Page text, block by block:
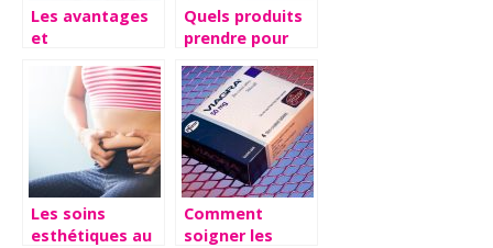
Les avantages
et
d’une
intervention de
chirurgie
Quels produits
prendre pour
?
Les soins
esthétiques au
Comment
soigner les